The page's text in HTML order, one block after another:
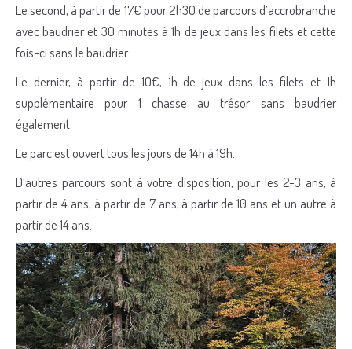
Le second, à partir de 17€ pour 2h30 de parcours d’accrobranche
avec baudrier et 30 minutes à 1h de jeux dans les filets et cette
fois-ci sans le baudrier.
Le dernier, à partir de 10€, 1h de jeux dans les filets et 1h
supplémentaire pour 1 chasse au trésor sans baudrier
également.
Le parc est ouvert tous les jours de 14h à 19h.
D’autres parcours sont à votre disposition, pour les 2-3 ans, à
partir de 4 ans, à partir de 7 ans, à partir de 10 ans et un autre à
partir de 14 ans.